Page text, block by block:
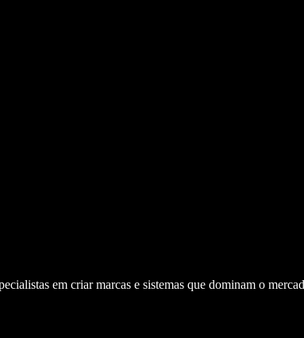
em criar marcas e sistemas que dominam o